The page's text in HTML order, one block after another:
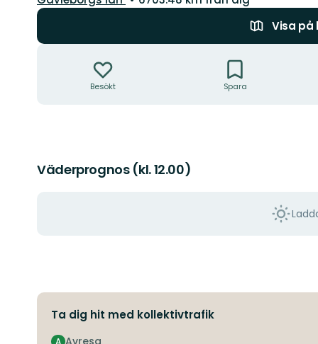
Visa på
Besökt Spara
Väderprognos (kl. 12.00)
Ta dig hit med kollektivtrafik
A